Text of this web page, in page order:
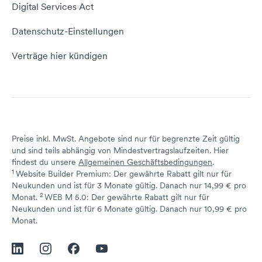
Server Hosting
Domain Reseller
Status dogado.de
Digital Services Act
Datenschutz-Einstellungen
Verträge hier kündigen
Preise inkl. MwSt. Angebote sind nur für begrenzte Zeit gültig
und sind teils abhängig von Mindestvertragslaufzeiten. Hier
findest du unsere Allgemeinen Geschäftsbedingungen.
1 Website Builder Premium: Der gewährte Rabatt gilt nur für
Neukunden und ist für 3 Monate gültig. Danach nur 14,99 € pro
Monat.↩ 1
2 WEB M 5.0: Der gewährte Rabatt gilt nur für
Neukunden und ist für 6 Monate gültig. Danach nur 10,99 € pro
Monat.↩ 1